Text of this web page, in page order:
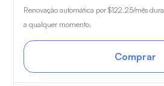
Renovação automática por $122.25/mês
a qualquer momento.
Comprar